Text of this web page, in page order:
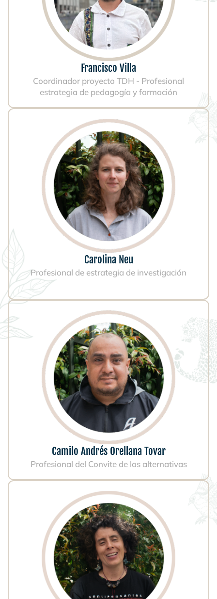
Francisco Villa
Coordinador proyecto TDH - Profesional
estrategia de pedagogía y formación
Carolina Neu
Profesional de estrategia de investigación
Camilo Andrés Orellana Tovar
Profesional del Convite de las alternativas